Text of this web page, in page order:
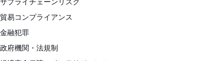
サプライチェーンリスク
貿易コンプライアンス
金融犯罪
政府機関・法規制